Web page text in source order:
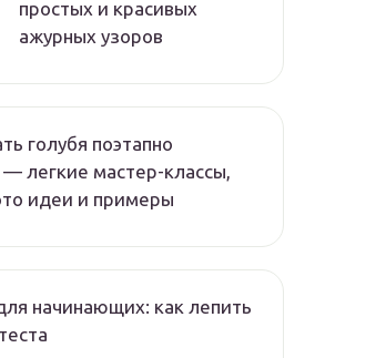
простых и красивых
ажурных узоров
голубя поэтапно
легкие мастер-классы,
идеи и примеры
начинающих: как лепить